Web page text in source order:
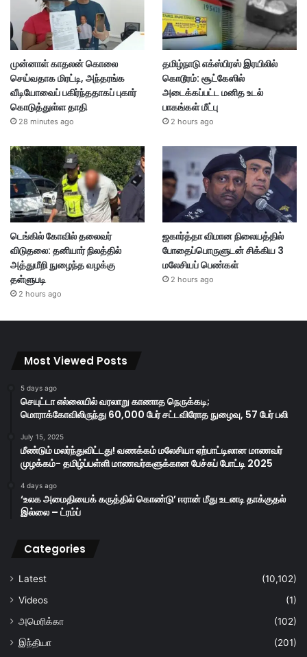
முன்னாள் காதலன் கொலை
செய்வதாக மிரட்டி, அந்தரங்க
வீடியோவைப் பகிர்ந்ததாகப் புகார்
கொடுத்துள்ள தாதி
28 minutes ago
தமிழ்நாடு எக்ஸ்பிரஸ் இரயிலில்
கொடூரம்: சூட்கேஸில்
அடைக்கப்பட்ட மனித உடல்
பாகங்கள் மீட்பு
2 hours ago
டெங்கில் கோவில் தலைவர்
விடுதலை: தனியார் நிலத்தில்
அத்துமீறி நுழைந்த வழக்கு
தள்ளுபடி
2 hours ago
ஜகார்த்தா விமான நிலையத்தில்
போதைப்பொருளுடன் சிக்கிய 3
மலேசியப் பெண்கள்
2 hours ago
Most Viewed Posts
5 days ago
செயுட்டா எல்லையில் வரலாறு காணாத நெருக்கடி;
மொராக்கோவிலிருந்து 60,000 பேர் சட்டவிரோத நுழைவு, 57 பேர் பலி
July 15, 2025
மீண்டும் மலர்ந்துவிட்டது! வணக்கம் மலேசியா ஏற்பாட்டிலான மாணவர்
முழக்கம்- தமிழ்ப்பள்ளி மாணவர்களுக்கான பேச்சுப் போட்டி 2025
4 days ago
‘உலக அமைதியைக் கருத்தில் கொண்டு’ ஈரான் மீது உடனடி தாக்குதல்
இல்லை – ட்ரம்ப்
Categories
Latest
(10,102)
Videos
(1)
அமெரிக்கா
(102)
இந்தியா
(201)